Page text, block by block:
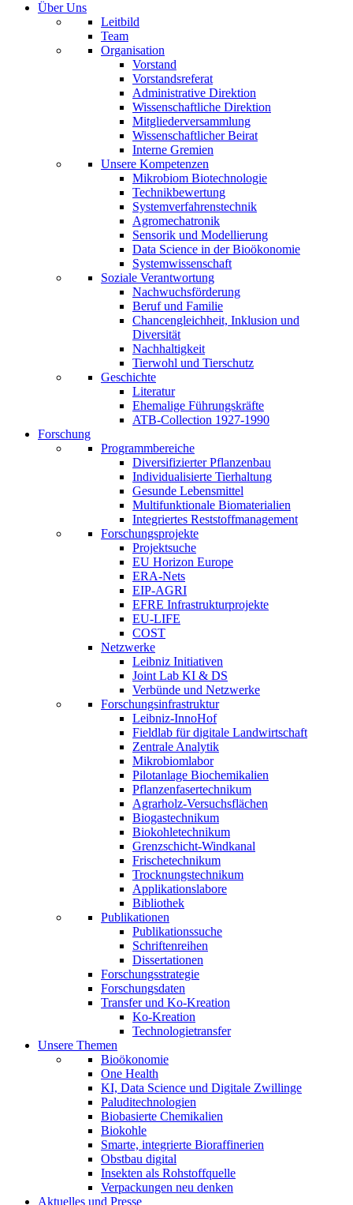
Über Uns
Leitbild
Team
Organisation
Vorstand
Vorstandsreferat
Administrative Direktion
Wissenschaftliche Direktion
Mitgliederversammlung
Wissenschaftlicher Beirat
Interne Gremien
Unsere Kompetenzen
Mikrobiom Biotechnologie
Technikbewertung
Systemverfahrenstechnik
Agromechatronik
Sensorik und Modellierung
Data Science in der Bioökonomie
Systemwissenschaft
Soziale Verantwortung
Nachwuchsförderung
Beruf und Familie
Chancengleichheit, Inklusion und
Diversität
Nachhaltigkeit
Tierwohl und Tierschutz
Geschichte
Literatur
Ehemalige Führungskräfte
ATB-Collection 1927-1990
Forschung
Programmbereiche
Diversifizierter Pflanzenbau
Individualisierte Tierhaltung
Gesunde Lebensmittel
Multifunktionale Biomaterialien
Integriertes Reststoffmanagement
Forschungsprojekte
Projektsuche
EU Horizon Europe
ERA-Nets
EIP-AGRI
EFRE Infrastrukturprojekte
EU-LIFE
COST
Netzwerke
Leibniz Initiativen
Joint Lab KI & DS
Verbünde und Netzwerke
Forschungsinfrastruktur
Leibniz-InnoHof
Fieldlab für digitale Landwirtschaft
Zentrale Analytik
Mikrobiomlabor
Pilotanlage Biochemikalien
Pflanzenfasertechnikum
Agrarholz-Versuchsflächen
Biogastechnikum
Biokohletechnikum
Grenzschicht-Windkanal
Frischetechnikum
Trocknungstechnikum
Applikationslabore
Bibliothek
Publikationen
Publikationssuche
Schriftenreihen
Dissertationen
Forschungsstrategie
Forschungsdaten
Transfer und Ko-Kreation
Ko-Kreation
Technologietransfer
Unsere Themen
Bioökonomie
One Health
KI, Data Science und Digitale Zwillinge
Paluditechnologien
Biobasierte Chemikalien
Biokohle
Smarte, integrierte Bioraffinerien
Obstbau digital
Insekten als Rohstoffquelle
Verpackungen neu denken
Aktuelles und Presse